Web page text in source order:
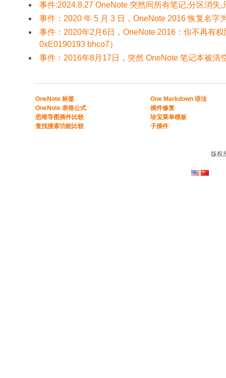
事件:2024.8.27 OneNote 突然间所有笔记,分区消失
事件：2020 年 5 月 3 日，OneNote 2016 恢复名字
事件：2020年2月6日，OneNote 2016：你不再有
0xE0190193 bhco7）
事件：2016年8月17日，突然 OneNote 笔记本被清
​​OneNote 标签
OneNote 表格公式​
​思维导图插件比较​
​查找搜索功能比较​
One Markdown 语法
插件修复
珍宝菜单模板
子插件
版权